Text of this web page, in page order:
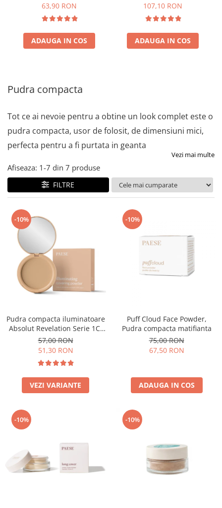
63,90 RON
ADAUGA IN COS
107,10 RON
ADAUGA IN COS
Pudra compacta
Tot ce ai nevoie pentru a obtine un look complet este o
pudra compacta, usor de folosit, de dimensiuni mici,
perfecta pentru a fi purtata in geanta
Vezi mai multe
Afiseaza: 1-7 din 7 produse
FILTRE
-10%
Pudra compacta iluminatoare
Absolut Revelation Serie 1C,
9g
57,00 RON
51,30 RON
VEZI VARIANTE
-10%
Puff Cloud Face Powder,
Pudra compacta matifianta
75,00 RON
67,50 RON
ADAUGA IN COS
-10% -10%